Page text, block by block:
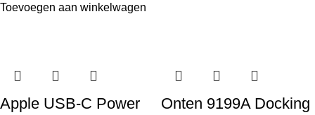
Toevoegen aan winkelwagen
Apple USB‑C Power
Onten 9199A Docking